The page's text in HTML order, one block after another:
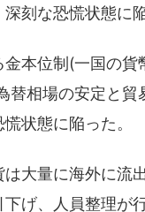
刻な恐慌状態に陥
本位制(一国の
替相場の安定と
状態に陥った。
大量に海外に流
げ、人員整理が